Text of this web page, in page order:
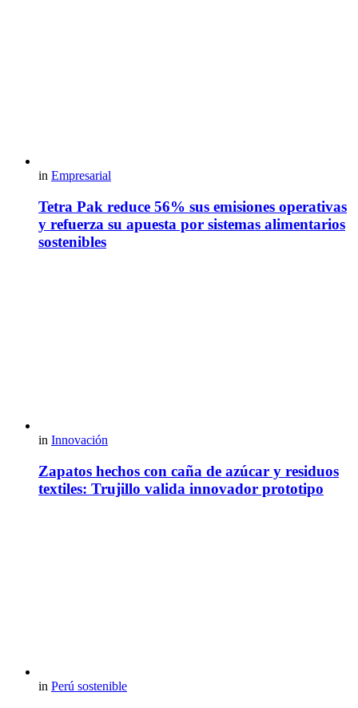
in Empresarial
Tetra Pak reduce 56% sus emisiones operativas
y refuerza su apuesta por sistemas alimentarios
sostenibles
in Innovación
Zapatos hechos con caña de azúcar y residuos
textiles: Trujillo valida innovador prototipo
in Perú sostenible